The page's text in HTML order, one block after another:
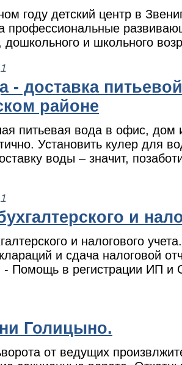
году детский центр в
профессиональные
дошкольного и школьного
- доставка
районе
питьевая вода в офис, дом
Установить кулер для
воды – значит,
и
и налогового
и сдача налоговой
Помощь в регистрации ИП и
Голицыно.
от ведущих